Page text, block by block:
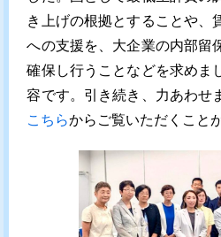
き上げの根拠とすることや、
への支援を、大企業の内部留
確保し行うことなどを求めま
容です。引き続き、力あわせ
こちらからご覧いただくこと